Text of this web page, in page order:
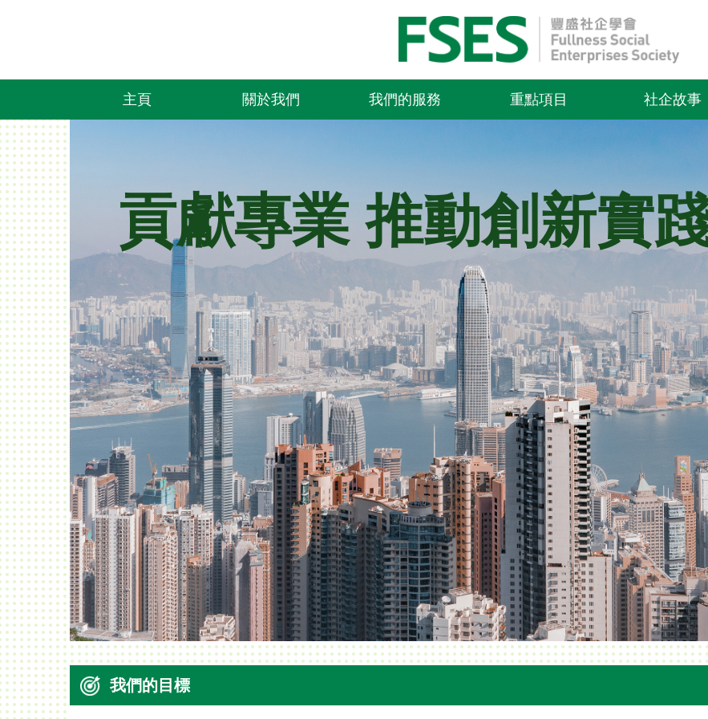
主頁 關於我們 我們的服務 重點項目 社企故事
貢獻專業 推動創新實
我們的目標